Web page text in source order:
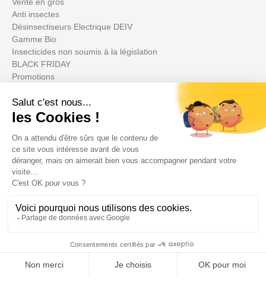
Anti insectes
Désinsectiseurs Electrique DEIV
Gamme Bio
Insecticides non soumis à la législation
BLACK FRIDAY
Promotions
Votre compte
Informations
